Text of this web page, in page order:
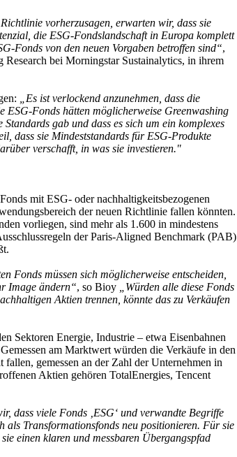
vorherzusagen, erwarten wir, dass sie
die ESG-Fondslandschaft in Europa komplett
Fonds von den neuen Vorgaben betroffen sind“,
bei Morningstar Sustainalytics, in ihrem
„Es ist verlockend anzunehmen, dass die
ESG-Fonds hätten möglicherweise Greenwashing
gab und dass es sich um ein komplexes
dass sie Mindeststandards für ESG-Produkte
verschafft, in was sie investieren."
mit ESG- oder nachhaltigkeitsbezogenen
der neuen Richtlinie fallen könnten.
vorliegen, sind mehr als 1.600 in mindestens
der Paris-Aligned Benchmark (PAB)
Fonds müssen sich möglicherweise entscheiden,
Image ändern“, so Bioy
„Würden alle diese Fonds
Aktien trennen, könnte das zu Verkäufen
Sektoren Energie, Industrie – etwa Eisenbahnen
am Marktwert würden die Verkäufe in den
gemessen an der Zahl der Unternehmen in
Aktien gehören TotalEnergies, Tencent
dass viele Fonds ‚ESG‘ und verwandte Begriffe
als Transformationsfonds neu positionieren. Für sie
einen klaren und messbaren Übergangspfad